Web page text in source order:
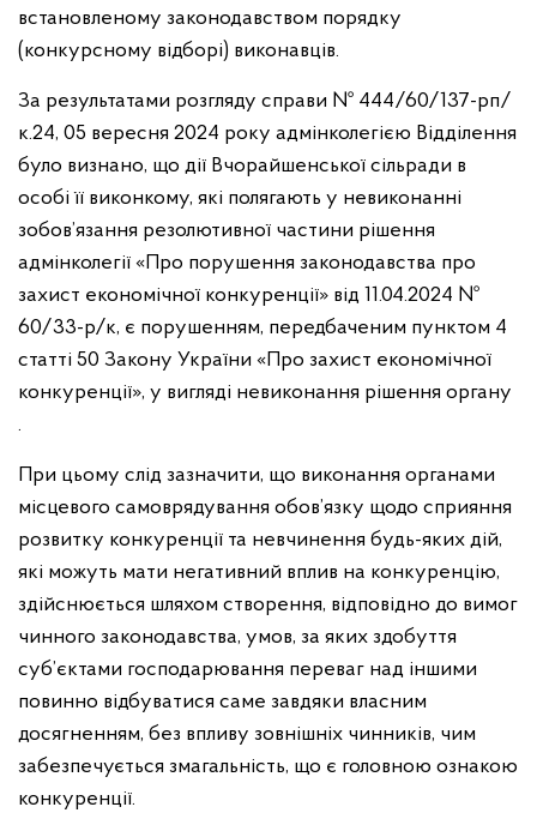
встановленому законодавством порядку
(конкурсному відборі) виконавців.
За результатами розгляду справи № 444/60/137-рп/
к.24, 05 вересня 2024 року адмінколегією Відділення
було визнано, що дії Вчорайшенської сільради в
особі її виконкому, які полягають у невиконанні
зобов’язання резолютивної частини рішення
адмінколегії «Про порушення законодавства про
захист економічної конкуренції» від 11.04.2024 №
60/33-р/к, є порушенням, передбаченим пунктом 4
статті 50 Закону України «Про захист економічної
конкуренції», у вигляді невиконання рішення органу
.
При цьому слід зазначити, що виконання органами
місцевого самоврядування обов’язку щодо сприяння
розвитку конкуренції та невчинення будь-яких дій,
які можуть мати негативний вплив на конкуренцію,
здійснюється шляхом створення, відповідно до вимог
чинного законодавства, умов, за яких здобуття
суб’єктами господарювання переваг над іншими
повинно відбуватися саме завдяки власним
досягненням, без впливу зовнішніх чинників, чим
забезпечується змагальність, що є головною ознакою
конкуренції.